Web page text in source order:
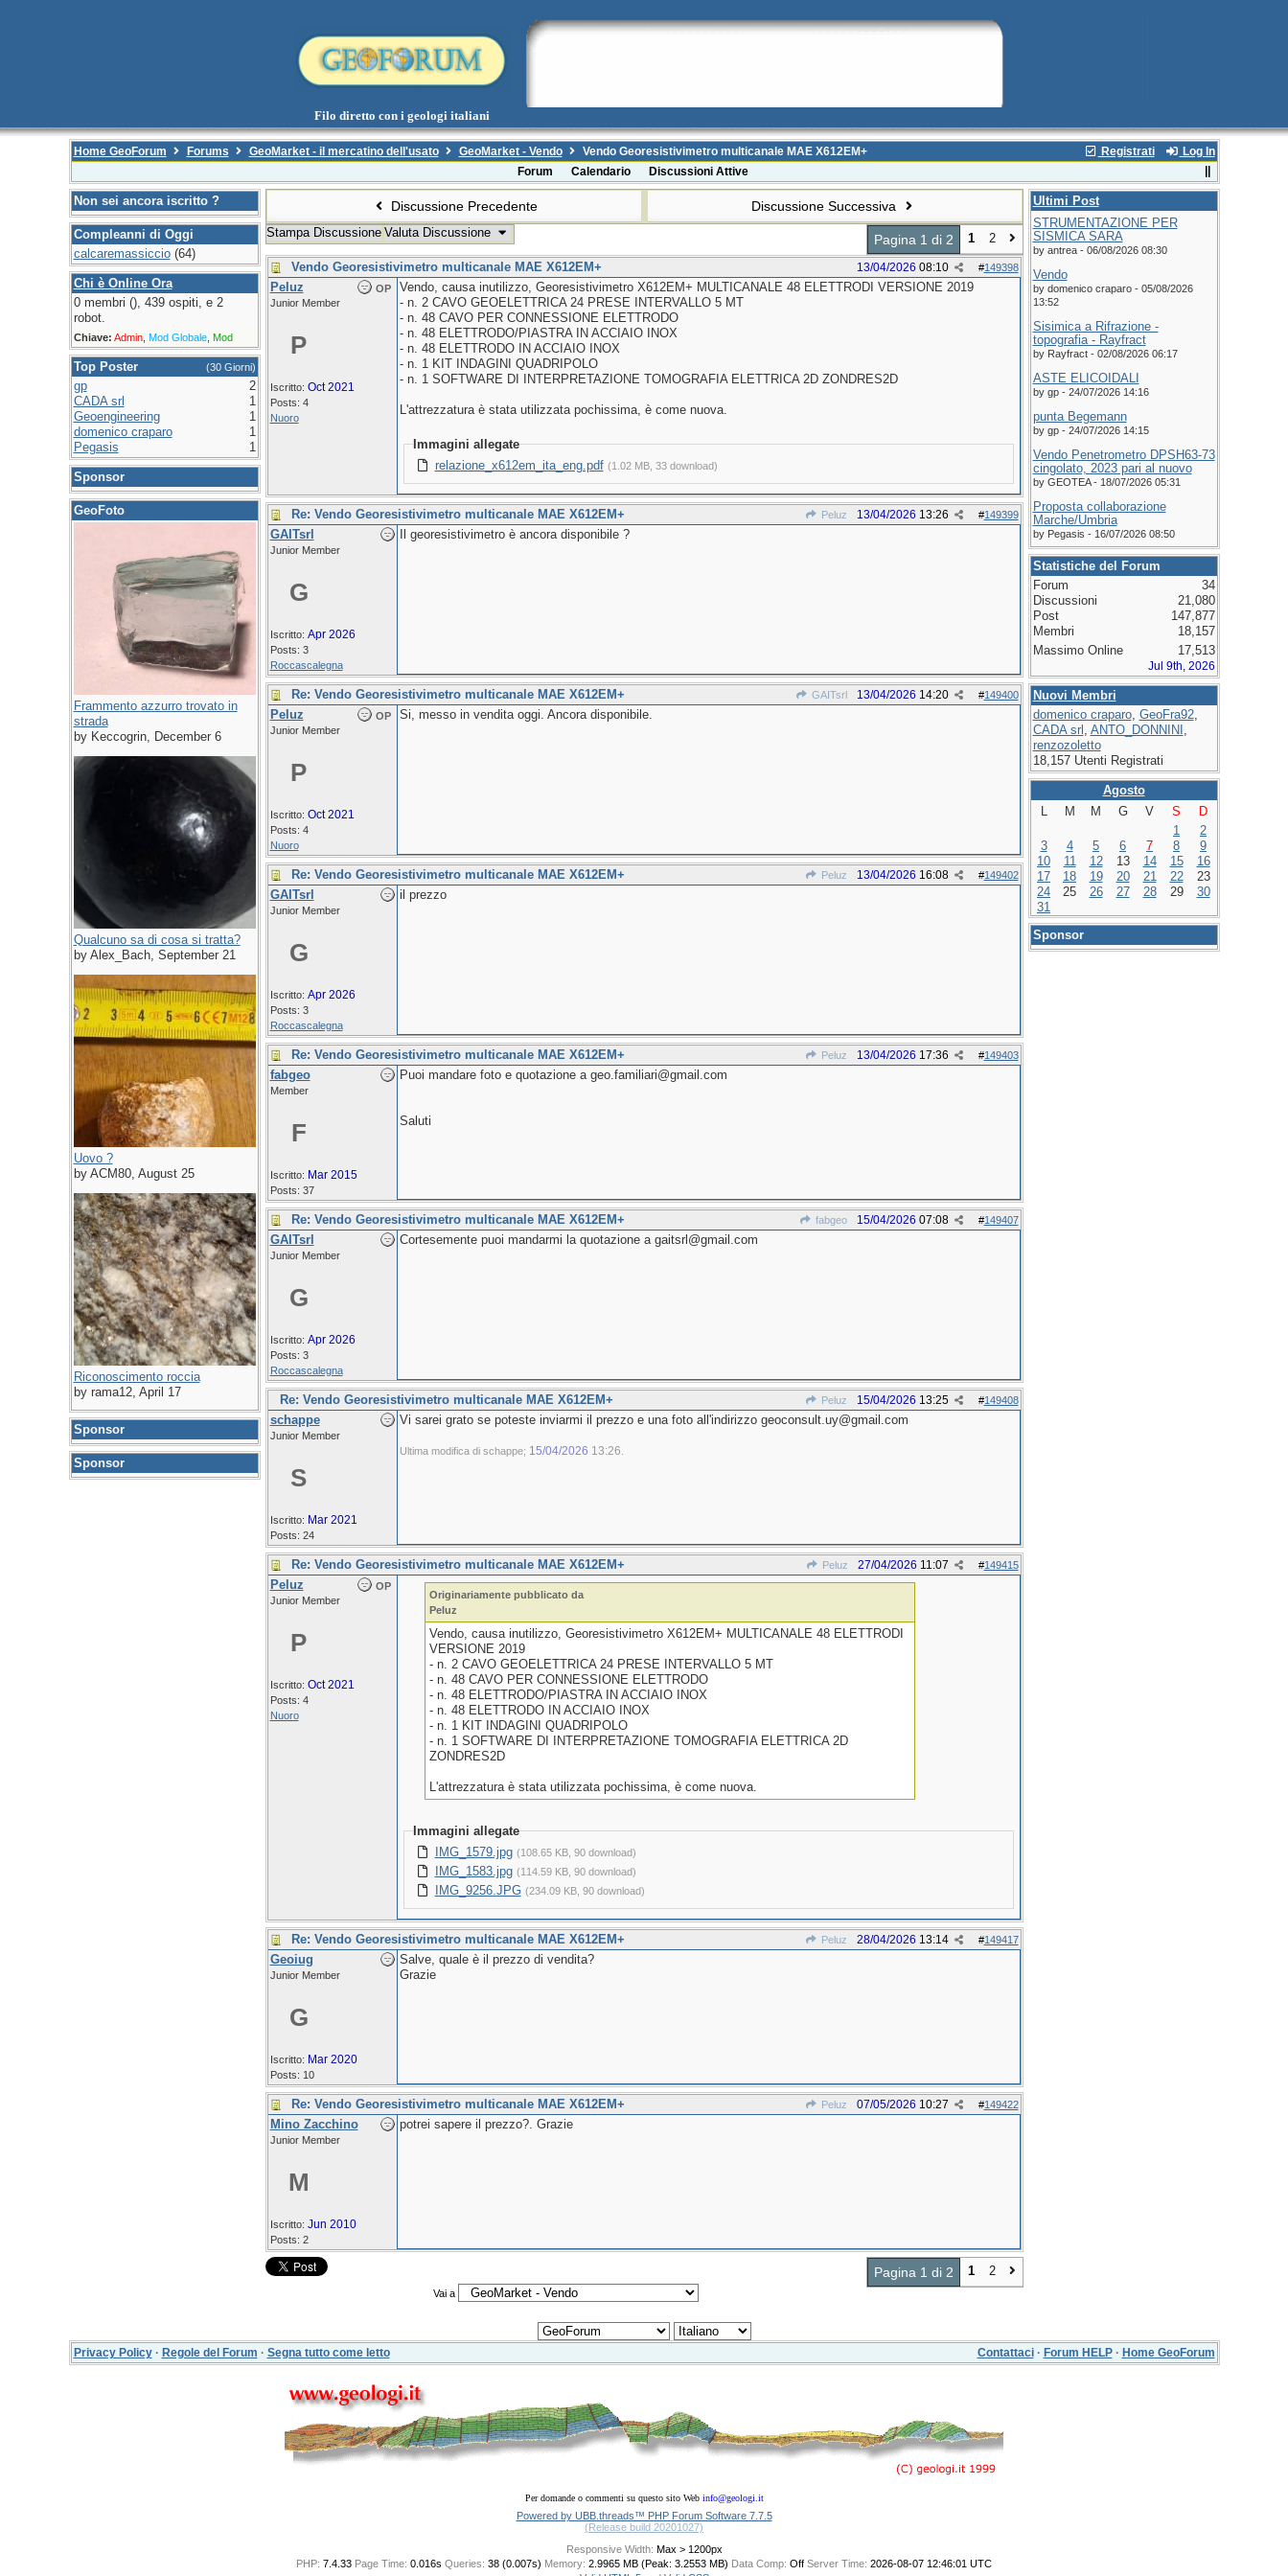
Filo diretto con i geologi italiani
Registrati Log In
Home GeoForum Forums GeoMarket - il mercatino dell'usato GeoMarket - Vendo
Vendo Georesistivimetro multicanale MAE X612EM+
Forum
Calendario Discussioni Attive
Non sei ancora iscritto ?
Compleanni di Oggi
calcaremassiccio(64)
Chi è Online Ora
0 membri (), 439 ospiti, e 2
robot.
Chiave: Admin, Mod Globale, Mod
Top Poster (30 Giorni)
gp
2
CADA srl
1
Geoengineering
1
domenico craparo
1
Pegasis
1
Sponsor
GeoFoto
Frammento azzurro trovato in
strada
by Keccogrin, December 6
Qualcuno sa di cosa si tratta?
by Alex_Bach, September 21
Uovo ?
by ACM80, August 25
Riconoscimento roccia
by rama12, April 17
Sponsor
Sponsor
Discussione Precedente Discussione Successiva
Stampa Discussione Valuta Discussione Pagina 1 di 2 1
2
Vendo Georesistivimetro multicanale MAE X612EM+
#149398
13/04/2026 08:10
OP
Peluz
Junior Member
P
Iscritto: Oct 2021
Posts: 4
Nuoro
Vendo, causa inutilizzo, Georesistivimetro X612EM+ MULTICANALE 48 ELETTRODI VERSIONE 2019
- n. 2 CAVO GEOELETTRICA 24 PRESE INTERVALLO 5 MT
- n. 48 CAVO PER CONNESSIONE ELETTRODO
- n. 48 ELETTRODO/PIASTRA IN ACCIAIO INOX
- n. 48 ELETTRODO IN ACCIAIO INOX
- n. 1 KIT INDAGINI QUADRIPOLO
- n. 1 SOFTWARE DI INTERPRETAZIONE TOMOGRAFIA ELETTRICA 2D ZONDRES2D
L'attrezzatura è stata utilizzata pochissima, è come nuova.
Immagini allegate
relazione_x612em_ita_eng.pdf (1.02 MB, 33 download)
Re: Vendo Georesistivimetro multicanale MAE X612EM+ Peluz #149399
13/04/2026 13:26
GAITsrl
Junior Member
G
Iscritto: Apr 2026
Posts: 3
Roccascalegna
Il georesistivimetro è ancora disponibile ?
Re: Vendo Georesistivimetro multicanale MAE X612EM+ GAITsrl #149400
13/04/2026 14:20
OP
Peluz
Junior Member
P
Iscritto: Oct 2021
Posts: 4
Nuoro
Si, messo in vendita oggi. Ancora disponibile.
Re: Vendo Georesistivimetro multicanale MAE X612EM+ Peluz #149402
13/04/2026 16:08
GAITsrl
Junior Member
G
Iscritto: Apr 2026
Posts: 3
Roccascalegna
il prezzo
Re: Vendo Georesistivimetro multicanale MAE X612EM+ Peluz #149403
13/04/2026 17:36
fabgeo
Member
F
Iscritto: Mar 2015
Posts: 37
Puoi mandare foto e quotazione a geo.familiari@gmail.com
Saluti
Re: Vendo Georesistivimetro multicanale MAE X612EM+ fabgeo #149407
15/04/2026 07:08
GAITsrl
Junior Member
G
Iscritto: Apr 2026
Posts: 3
Roccascalegna
Cortesemente puoi mandarmi la quotazione a gaitsrl@gmail.com
Re: Vendo Georesistivimetro multicanale MAE X612EM+ Peluz #149408
15/04/2026 13:25
schappe
Junior Member
S
Iscritto: Mar 2021
Posts: 24
Vi sarei grato se poteste inviarmi il prezzo e una foto all'indirizzo geoconsult.uy@gmail.com
Ultima modifica di schappe; 15/04/2026 13:26
Re: Vendo Georesistivimetro multicanale MAE X612EM+ Peluz #149415
27/04/2026 11:07
OP
Peluz
Junior Member
P
Iscritto: Oct 2021
Posts: 4
Nuoro
Originariamente pubblicato da
Peluz
Vendo, causa inutilizzo, Georesistivimetro X612EM+ MULTICANALE 48 ELETTRODI
VERSIONE 2019
- n. 2 CAVO GEOELETTRICA 24 PRESE INTERVALLO 5 MT
- n. 48 CAVO PER CONNESSIONE ELETTRODO
- n. 48 ELETTRODO/PIASTRA IN ACCIAIO INOX
- n. 48 ELETTRODO IN ACCIAIO INOX
- n. 1 KIT INDAGINI QUADRIPOLO
- n. 1 SOFTWARE DI INTERPRETAZIONE TOMOGRAFIA ELETTRICA 2D
ZONDRES2D
L'attrezzatura è stata utilizzata pochissima, è come nuova.
Immagini allegate
IMG_1579.jpg (108.65 KB, 90 download)
IMG_1583.jpg (114.59 KB, 90 download)
IMG_9256.JPG (234.09 KB, 90 download)
Re: Vendo Georesistivimetro multicanale MAE X612EM+ Peluz #149417
28/04/2026 13:14
Geoiug
Junior Member
G
Iscritto: Mar 2020
Posts: 10
Salve, quale è il prezzo di vendita?
Grazie
Re: Vendo Georesistivimetro multicanale MAE X612EM+ Peluz #149422
07/05/2026 10:27
Mino Zacchino
Junior Member
M
Iscritto: Jun 2010
Posts: 2
potrei sapere il prezzo?. Grazie
Pagina 1 di 2 1 2
Vai a
Ultimi Post
STRUMENTAZIONE PER
SISMICA SARA
by antrea - 06/08/2026 08:30
Vendo
by domenico craparo - 05/08/2026
13:52
Sisimica a Rifrazione -
topografia - Rayfract
by Rayfract - 02/08/2026 06:17
ASTE ELICOIDALI
by gp - 24/07/2026 14:16
punta Begemann
by gp - 24/07/2026 14:15
Vendo Penetrometro DPSH63-73
cingolato, 2023 pari al nuovo
by GEOTEA - 18/07/2026 05:31
Proposta collaborazione
Marche/Umbria
by Pegasis - 16/07/2026 08:50
Statistiche del Forum
Forum
34
Discussioni
21,080
Post
147,877
Membri
18,157
Massimo Online
17,513
Jul 9th, 2026
Nuovi Membri
domenico craparo, GeoFra92,
CADA srl , ANTO_DONNINI ,
renzozoletto
18,157 Utenti Registrati
Agosto
L
M M G V S
D
1
2
3
4 5 6 7 8
9
10
11 12 13 14 15
16
17
18 19 20 21 22
23
24
25 26 27 28 29
30
31
Sponsor
Privacy Policy· Regole del Forum · Segna tutto come letto Contattaci· Forum HELP· Home GeoForum
Per domande o commenti su questo sito Web info@geologi.it
Powered by UBB.threads™ PHP Forum Software 7.7.5
(Release build 20201027)
Responsive Width:
PHP: 7.4.33 Page Time: 0.016s Queries: 38 (0.007s) Memory: 2.9965 MB (Peak: 3.2553 MB) Data Comp: Off Server Time: 2026-08-07 12:46:01 UTC